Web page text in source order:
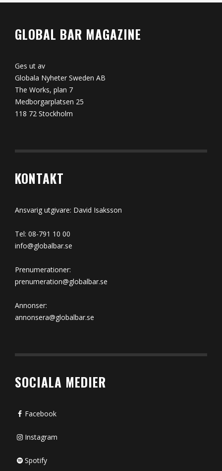
GLOBAL BAR MAGAZINE
Ges ut av
Globala Nyheter Sweden AB
The Works, plan 7
Medborgarplatsen 25
118 72 Stockholm
KONTAKT
Ansvarig utgivare: David Isaksson
Tel: 08-791 10 00
info@globalbar.se
Prenumerationer:
prenumeration@globalbar.se
Annonser:
annonsera@globalbar.se
SOCIALA MEDIER
Facebook
Instagram
Spotify